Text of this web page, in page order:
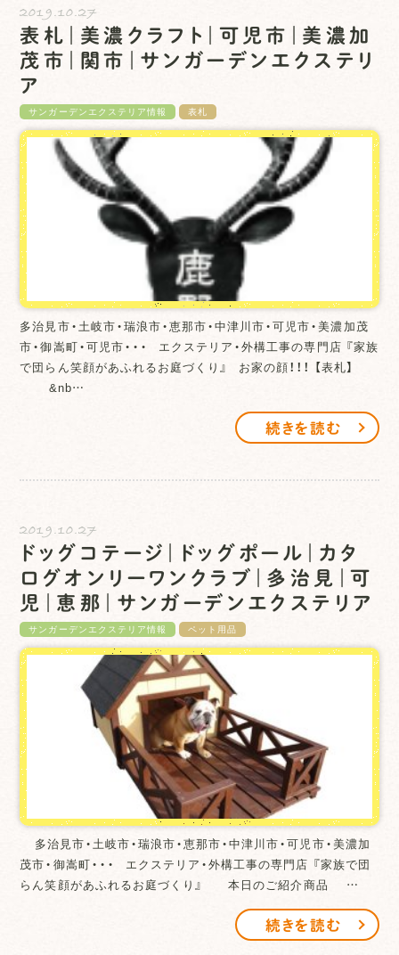
2019.10.27
表札｜美濃クラフト｜可児市｜美濃加
茂市｜関市｜サンガーデンエクステリ
ア
サンガーデンエクステリア情報 表札
多治見市・土岐市・瑞浪市・恵那市・中津川市・可児市・美濃加茂
市・御嵩町・可児市・・・ エクステリア・外構工事の専門店 『家族
で団らん笑顔があふれるお庭づくり』 お家の顔！！！ 【表札】
&nb…
続きを読む
2019.10.27
ドッグコテージ｜ドッグポール｜カタ
ログオンリーワンクラブ｜多治見｜可
児｜恵那｜サンガーデンエクステリア
サンガーデンエクステリア情報 ペット用品
多治見市・土岐市・瑞浪市・恵那市・中津川市・可児市・美濃加
茂市・御嵩町・・・ エクステリア・外構工事の専門店 『家族で団
らん笑顔があふれるお庭づくり』 本日のご紹介商品 …
続きを読む